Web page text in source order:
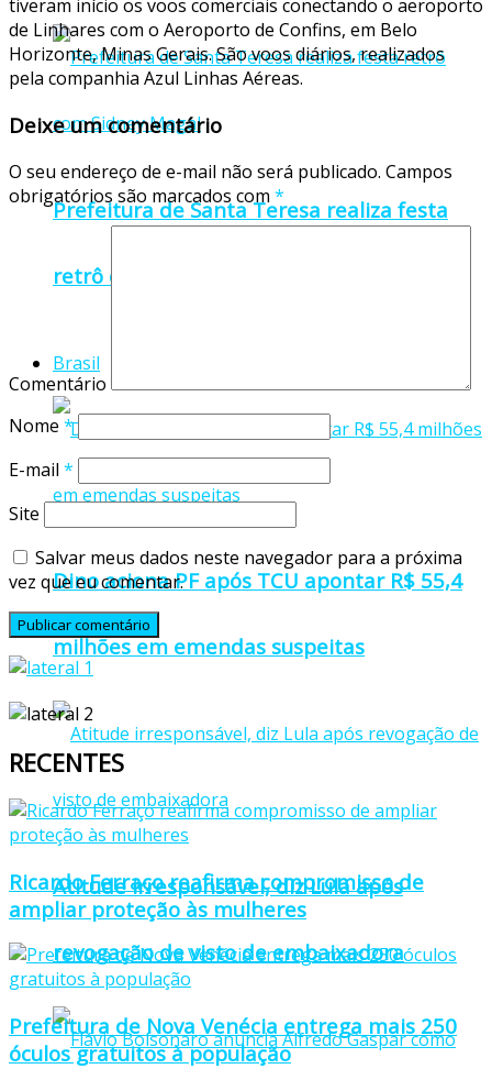
Prefeitura de Santa Teresa realiza festa
retrô com Sidney Magal
Brasil
Dino aciona PF após TCU apontar R$ 55,4
milhões em emendas suspeitas
Atitude irresponsável, diz Lula após
revogação de visto de embaixadora
tiveram início os voos comerciais conectando o aeroporto
de Linhares com o Aeroporto de Confins, em Belo
Horizonte, Minas Gerais. São voos diários, realizados
pela companhia Azul Linhas Aéreas.
Deixe um comentário
O seu endereço de e-mail não será publicado. Campos
obrigatórios são marcados com *
Comentário
Nome *
E-mail *
Site
Salvar meus dados neste navegador para a próxima
vez que eu comentar.
RECENTES
Ricardo Ferraço reafirma compromisso de
ampliar proteção às mulheres
Prefeitura de Nova Venécia entrega mais 250
óculos gratuitos à população